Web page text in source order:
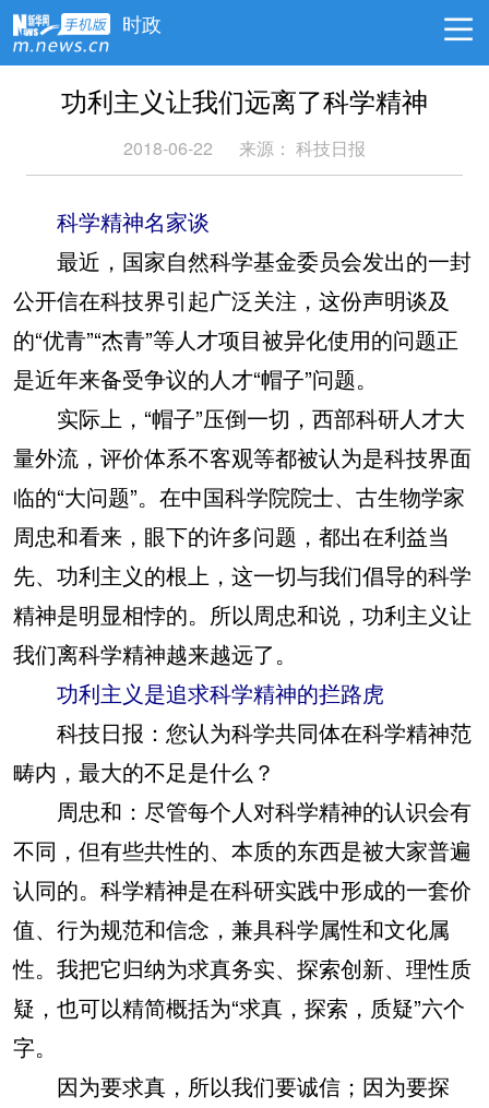
时政
功利主义让我们远离了科学精神
2018-06-22 来源： 科技日报
科学精神名家谈
最近，国家自然科学基金委员会发出的一封
公开信在科技界引起广泛关注，这份声明谈及
的“优青”“杰青”等人才项目被异化使用的问题正
是近年来备受争议的人才“帽子”问题。
实际上，“帽子”压倒一切，西部科研人才大
量外流，评价体系不客观等都被认为是科技界面
临的“大问题”。在中国科学院院士、古生物学家
周忠和看来，眼下的许多问题，都出在利益当
先、功利主义的根上，这一切与我们倡导的科学
精神是明显相悖的。所以周忠和说，功利主义让
我们离科学精神越来越远了。
功利主义是追求科学精神的拦路虎
科技日报：您认为科学共同体在科学精神范
畴内，最大的不足是什么？
周忠和：尽管每个人对科学精神的认识会有
不同，但有些共性的、本质的东西是被大家普遍
认同的。科学精神是在科研实践中形成的一套价
值、行为规范和信念，兼具科学属性和文化属
性。我把它归纳为求真务实、探索创新、理性质
疑，也可以精简概括为“求真，探索，质疑”六个
字。
因为要求真，所以我们要诚信；因为要探